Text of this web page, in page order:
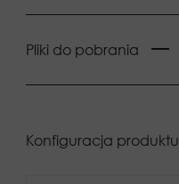
Pliki do pobrania
Konfiguracja produktu